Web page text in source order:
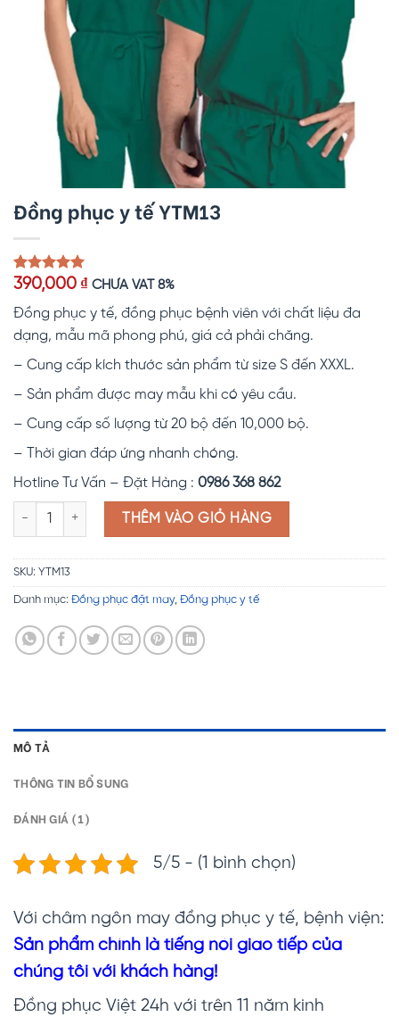
Đồng phục y tế YTM13
5.00trên 5
1
đánh giá
390,000 ₫ CHƯA VAT 8%
Đồng phục y tế, đồng phục bệnh viên với chất liệu đa
dạng, mẫu mã phong phú, giá cả phải chăng.
– Cung cấp kích thước sản phẩm từ size S đến XXXL.
– Sản phẩm được may mẫu khi có yêu cầu.
– Cung cấp số lượng từ 20 bộ đến 10,000 bộ.
– Thời gian đáp ứng nhanh chóng.
Hotline Tư Vấn – Đặt Hàng : 0986 368 862
Đồng phục y tế YTM13 số lượng
THÊM VÀO GIỎ HÀNG
SKU: YTM13
Danh mục: Đồng phục đặt may, Đồng phục y tế
MÔ TẢ
THÔNG TIN BỔ SUNG
ĐÁNH GIÁ (1)
5/5 - (1 bình chọn)
Với châm ngôn may đồng phục y tế, bệnh viện:
Sản phẩm chính là tiếng nói giao tiếp của
chúng tôi với khách hàng!
Đồng phục Việt 24h với trên 11 năm kinh